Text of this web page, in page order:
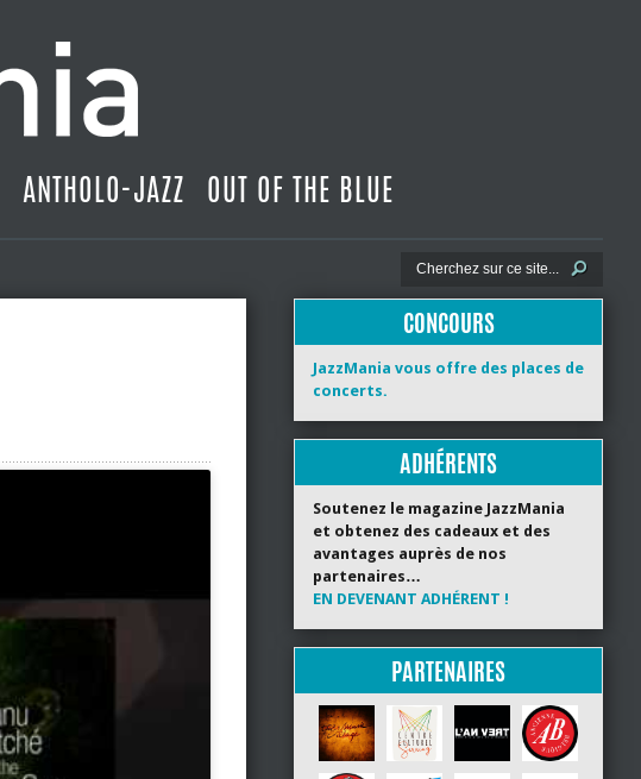
ANTHOLO-JAZZ OUT OF THE BLUE
CONCOURS
JazzMania vous offre des places de
concerts.
ADHÉRENTS
Soutenez le magazine JazzMania
et obtenez des cadeaux et des
avantages auprès de nos
partenaires…
EN DEVENANT ADHÉRENT !
PARTENAIRES